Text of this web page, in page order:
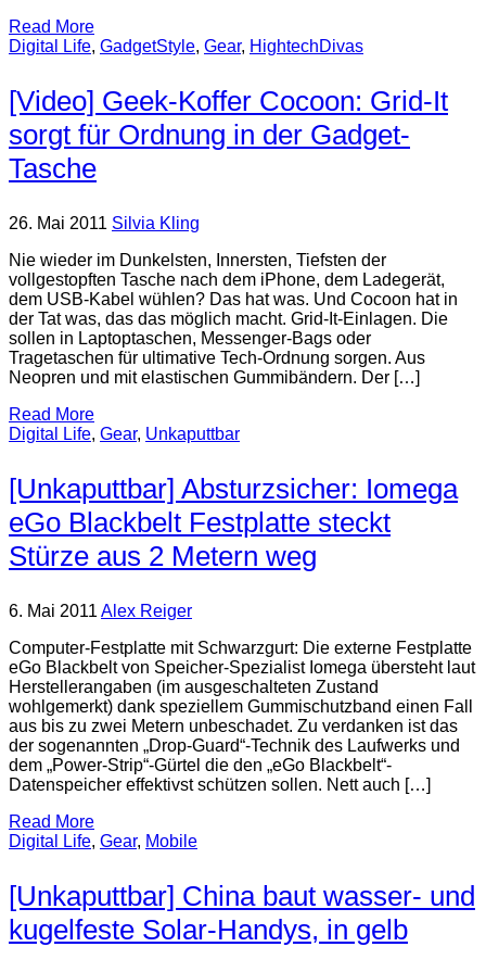
Read More
Digital Life, GadgetStyle, Gear, HightechDivas
[Video] Geek-Koffer Cocoon: Grid-It
sorgt für Ordnung in der Gadget-
Tasche
26. Mai 2011 Silvia Kling
Nie wieder im Dunkelsten, Innersten, Tiefsten der
vollgestopften Tasche nach dem iPhone, dem Ladegerät,
dem USB-Kabel wühlen? Das hat was. Und Cocoon hat in
der Tat was, das das möglich macht. Grid-It-Einlagen. Die
sollen in Laptoptaschen, Messenger-Bags oder
Tragetaschen für ultimative Tech-Ordnung sorgen. Aus
Neopren und mit elastischen Gummibändern. Der […]
Read More
Digital Life, Gear, Unkaputtbar
[Unkaputtbar] Absturzsicher: Iomega
eGo Blackbelt Festplatte steckt
Stürze aus 2 Metern weg
6. Mai 2011 Alex Reiger
Computer-Festplatte mit Schwarzgurt: Die externe Festplatte
eGo Blackbelt von Speicher-Spezialist Iomega übersteht laut
Herstellerangaben (im ausgeschalteten Zustand
wohlgemerkt) dank speziellem Gummischutzband einen Fall
aus bis zu zwei Metern unbeschadet. Zu verdanken ist das
der sogenannten „Drop-Guard“-Technik des Laufwerks und
dem „Power-Strip“-Gürtel die den „eGo Blackbelt“-
Datenspeicher effektivst schützen sollen. Nett auch […]
Read More
Digital Life, Gear, Mobile
[Unkaputtbar] China baut wasser- und
kugelfeste Solar-Handys, in gelb